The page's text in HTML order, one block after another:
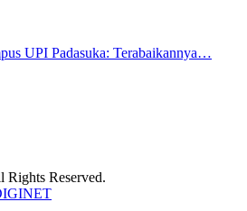
UPI Padasuka: Terabaikannya…
Reserved.